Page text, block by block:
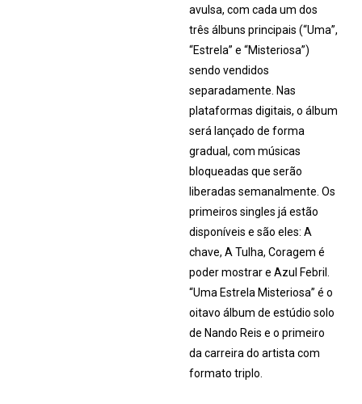
avulsa, com cada um dos
três álbuns principais (“Uma”,
“Estrela” e “Misteriosa”)
sendo vendidos
separadamente. Nas
plataformas digitais, o álbum
será lançado de forma
gradual, com músicas
bloqueadas que serão
liberadas semanalmente. Os
primeiros singles já estão
disponíveis e são eles: A
chave, A Tulha, Coragem é
poder mostrar e Azul Febril.
“Uma Estrela Misteriosa” é o
oitavo álbum de estúdio solo
de Nando Reis e o primeiro
da carreira do artista com
formato triplo.